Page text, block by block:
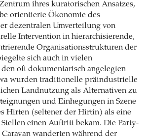
ihres kuratorischen Ansatzes,
orientierte Ökonomie des
dezentralen Umverteilung von
Intervention in hierarchisierende,
Organisationsstrukturen der
sich auch in vielen
oft dokumentarisch angelegten
wurden traditionelle präindustrielle
Landnutzung als Alternativen zu
und Einhegungen in Szene
Hirten (seltener der Hirtin) als eine
einen Auftritt bekam. Die Party-
wanderten während der